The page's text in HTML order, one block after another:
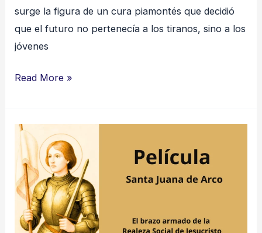
surge la figura de un cura piamontés que decidió
que el futuro no pertenecía a los tiranos, sino a los
jóvenes
Read More »
Santa
Juana
de
Arco